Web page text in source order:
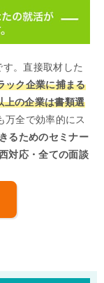
。直接取材した
ック企業に捕まる
上の企業は書類選
万全で効率的にス
るためのセミナー
対応・全ての面談